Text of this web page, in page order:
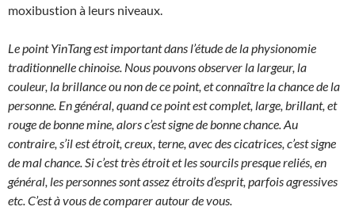
moxibustion à leurs niveaux.
Le point YinTang est important dans l’étude de la physionomie
traditionnelle chinoise. Nous pouvons observer la largeur, la
couleur, la brillance ou non de ce point, et connaître la chance de la
personne. En général, quand ce point est complet, large, brillant, et
rouge de bonne mine, alors c’est signe de bonne chance. Au
contraire, s’il est étroit, creux, terne, avec des cicatrices, c’est signe
de mal chance. Si c’est très étroit et les sourcils presque reliés, en
général, les personnes sont assez étroits d’esprit, parfois agressives
etc. C’est à vous de comparer autour de vous.